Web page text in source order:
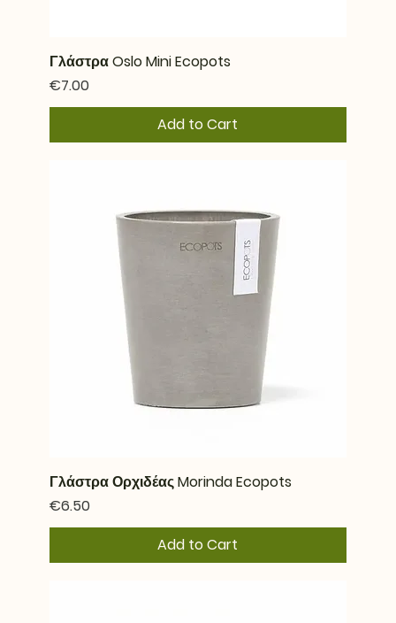
Γλάστρα Oslo Mini Ecopots
Price
€7.00
Add to Cart
Γλάστρα Ορχιδέας Morinda Ecopots
Price
€6.50
Add to Cart